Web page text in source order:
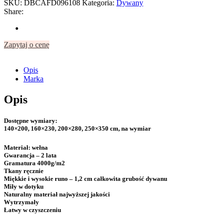
SKU: DBCAFD096108 Kategoria: Dywany
Share:
Zapytaj o cenę
Opis
Marka
Opis
Dostępne wymiary:
140×200, 160×230, 200×280, 250×350 cm, na wymiar
Materiał: wełna
Gwarancja – 2 lata
Gramatura 4000g/m2
Tkany ręcznie
Miękkie i wysokie runo – 1,2 cm całkowita grubość dywanu
Miły w dotyku
Naturalny materiał najwyższej jakości
Wytrzymały
Łatwy w czyszczeniu